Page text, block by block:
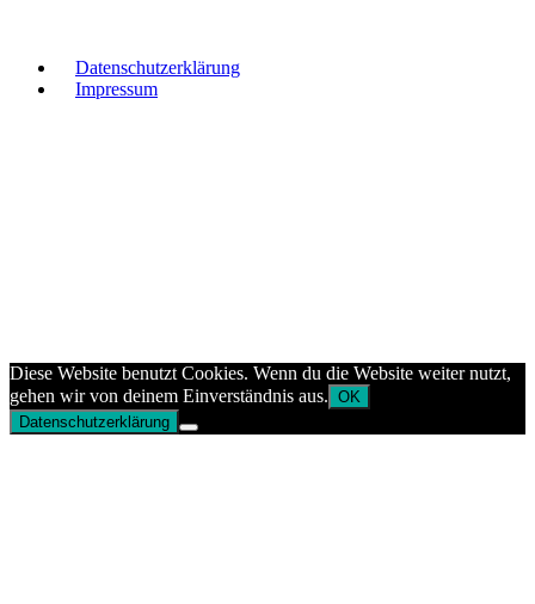
Datenschutzerklärung
Impressum
Diese Website benutzt Cookies. Wenn du die Website weiter nutzt,
gehen wir von deinem Einverständnis aus. OK
Datenschutzerklärung